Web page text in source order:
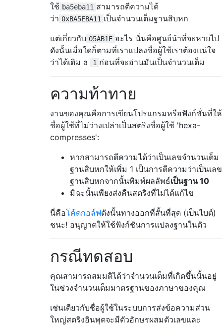
ใช้ ba5eba11 สามารถตีความได้
ว่า 0xBA5EBA11 เป็นจำนวนเต็มฐานสิบหก
แต่เกี่ยวกับ 05AB1E อะไร นั่นคือศูนย์นำที่จะหายไป
ดังนั้นเมื่อใดก็ตามที่เราแปลงชื่อผู้ใช้เราต้องแน่ใจ
ว่าได้เติม a
1 ก่อนที่จะอ่านมันเป็นจำนวนเต็ม
ความท้าทาย
งานของคุณคือการเขียนโปรแกรมหรือฟังก์ชั่นที่ให้
ชื่อผู้ใช้ที่ไม่ว่างเปล่าเป็นสตริงชื่อผู้ใช้ 'hexa-
compresses':
หากสามารถตีความได้ว่าเป็นเลขจำนวนเต็ม
ฐานสิบหกให้เพิ่ม 1 เป็นการตีความว่าเป็นเลข
ฐานสิบหกจากนั้นพิมพ์ผลลัพธ์เป็นฐาน 10
มิฉะนั้นเพียงส่งคืนสตริงที่ไม่ได้แก้ไข
นี่คือโค้ดกอล์ฟดังนั้นทางออกที่สั้นที่สุด (เป็นไบต์)
ชนะ! อนุญาตให้ใช้ฟังก์ชันการแปลงฐานในตัว
กรณีทดสอบ
คุณสามารถสมมติได้ว่าจำนวนเต็มที่เกิดขึ้นนั้นอยู่
ในช่วงจำนวนเต็มมาตรฐานของภาษาของคุณ
เช่นเดียวกับชื่อผู้ใช้ในระบบการส่งข้อความส่วน
ใหญ่สตริงอินพุตจะมีตัวอักษรผสมตัวเลขและ